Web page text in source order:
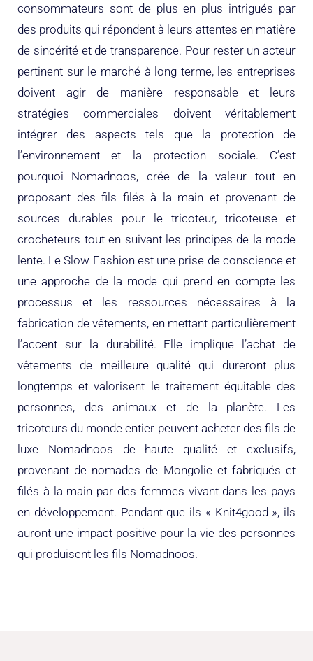
consommateurs sont de plus en plus intrigués par
des produits qui répondent à leurs attentes en matière
de sincérité et de transparence. Pour rester un acteur
pertinent sur le marché à long terme, les entreprises
doivent agir de manière responsable et leurs
stratégies commerciales doivent véritablement
intégrer des aspects tels que la protection de
l’environnement et la protection sociale. C’est
pourquoi Nomadnoos, crée de la valeur tout en
proposant des fils filés à la main et provenant de
sources durables pour le tricoteur, tricoteuse et
crocheteurs tout en suivant les principes de la mode
lente. Le Slow Fashion est une prise de conscience et
une approche de la mode qui prend en compte les
processus et les ressources nécessaires à la
fabrication de vêtements, en mettant particulièrement
l’accent sur la durabilité. Elle implique l’achat de
vêtements de meilleure qualité qui dureront plus
longtemps et valorisent le traitement équitable des
personnes, des animaux et de la planète. Les
tricoteurs du monde entier peuvent acheter des fils de
luxe Nomadnoos de haute qualité et exclusifs,
provenant de nomades de Mongolie et fabriqués et
filés à la main par des femmes vivant dans les pays
en développement. Pendant que ils « Knit4good », ils
auront une impact positive pour la vie des personnes
qui produisent les fils Nomadnoos.